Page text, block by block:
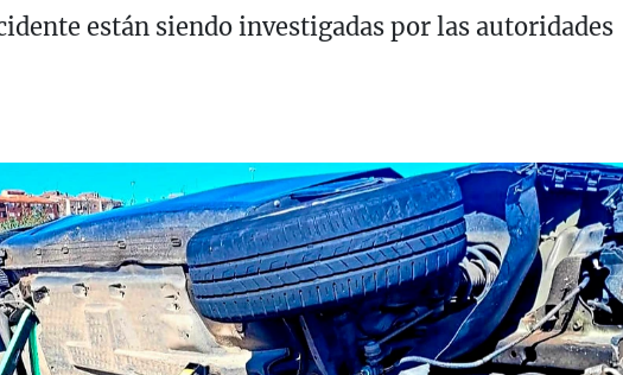
están siendo investigadas por las autoridades